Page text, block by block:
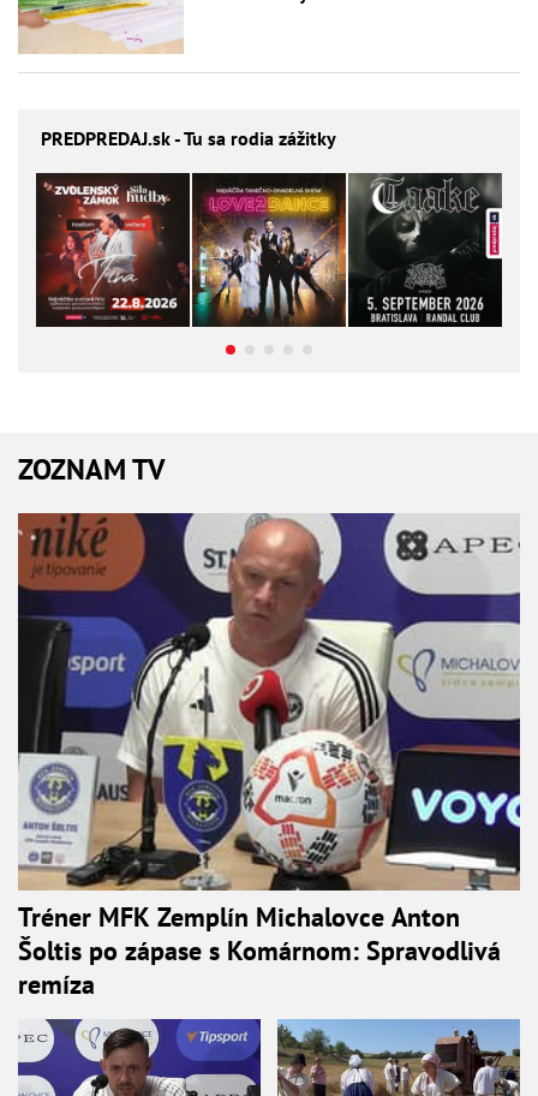
PREDPREDAJ.sk - Tu sa rodia zážitky
ZOZNAM TV
Tréner MFK Zemplín Michalovce Anton
Šoltis po zápase s Komárnom: Spravodlivá
remíza